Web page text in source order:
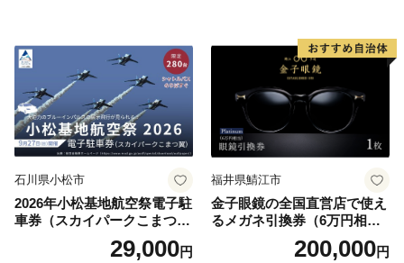
石川県小松市
2026年小松基地航空祭電子駐
車券（スカイパークこまつ
翼） 駐車場 シャトルバスの
りばすぐ 石川県 小松市
29,000円
福井県鯖江市
金子眼鏡の全国直営店で使え
るメガネ引換券（6万円相
当） Platinum200,000円